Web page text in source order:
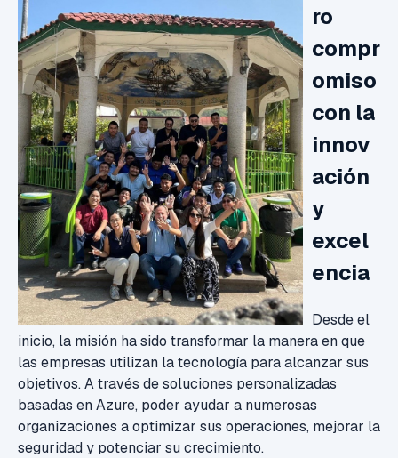
ro
compr
omiso
con la
innov
ación
y
excel
encia
Desde el
inicio, la misión ha sido transformar la manera en que
las empresas utilizan la tecnología para alcanzar sus
objetivos. A través de soluciones personalizadas
basadas en Azure, poder ayudar a numerosas
organizaciones a optimizar sus operaciones, mejorar la
seguridad y potenciar su crecimiento.